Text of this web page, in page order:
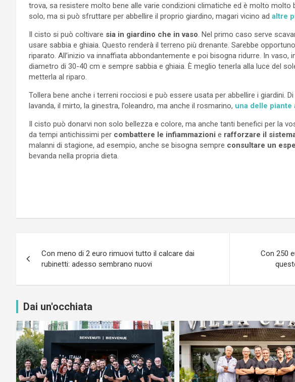
trova, sa resistere molto bene alle varie condizioni climatiche ed è molto molto
solo, ma si può sfruttare per abbellire il proprio giardino, magari vicino ad altre
Il cisto si può coltivare sia in giardino che in vaso . Nel primo caso serve
usare sabbia e ghiaia. Questo renderà il terreno più drenante. Sarebbe
riparato. All’inizio va innaffiata abbondantemente e poi bisogna ridurre. In vaso,
diametro di 30-40 cm e sempre sabbia e ghiaia. È meglio tenerla alla luce del
metterla al riparo.
Tollera bene anche i terreni rocciosi e può essere usata per abbellire i giardini.
lavanda, il mirto, la ginestra, l’oleandro, ma anche il rosmarino, una delle
Il cisto può donarvi non solo bellezza e colore, ma anche tanti benefici per la
da tempi antichissimi per combattere le infiammazioni e rafforzare il
malanni di stagione, ad esempio, anche se bisogna sempre consultare un
bevanda nella propria dieta.
articoli
Con meno di 2 euro rimuovi tutto il calcare dai
rubinetti: adesso sembrano nuovi
Con 250
Dai un'occhiata